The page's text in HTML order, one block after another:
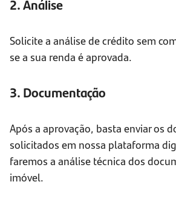
2. Análise
Solicite a análise de crédito sem
se a sua renda é aprovada.
3. Documentação
Após a aprovação, basta enviar os
solicitados em nossa plataforma
faremos a análise técnica dos
imóvel.